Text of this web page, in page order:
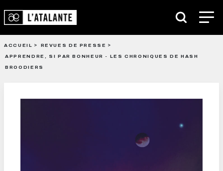
ACCUEIL
REVUES DE PRESSE
APPRENDRE, SI PAR BONHEUR - LES CHRONIQUES DE HASH
BROODIERS